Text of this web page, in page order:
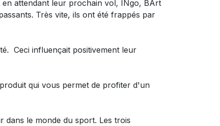
en attendant leur prochain vol, INgo, BArt
Très vite, ils ont été frappés par
Ceci influençait positivement leur
qui vous permet de profiter d'un
dans le monde du sport. Les trois